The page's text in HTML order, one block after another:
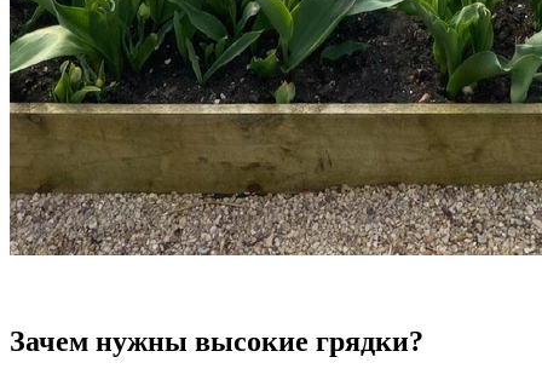
Зачем нужны высокие грядки?